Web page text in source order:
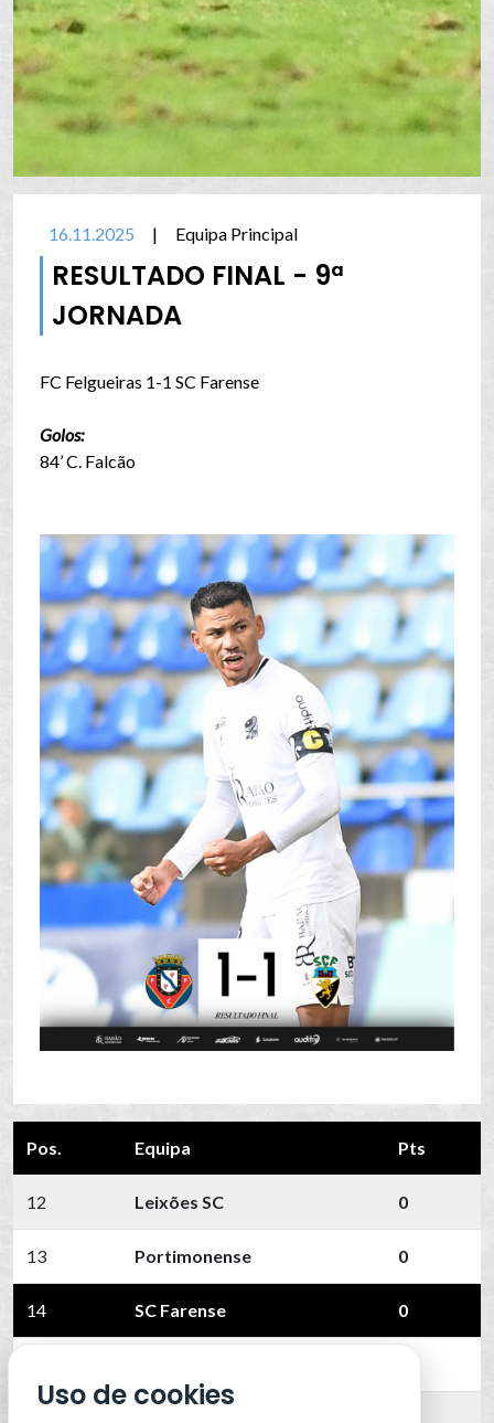
16.11.2025 | Equipa Principal
RESULTADO FINAL - 9ª
JORNADA
FC Felgueiras 1-1 SC Farense
Golos:
84’ C. Falcão
Pos. Equipa Pts
12 Leixões SC 0
13 Portimonense 0
14 SC Farense 0
Uso de cookies